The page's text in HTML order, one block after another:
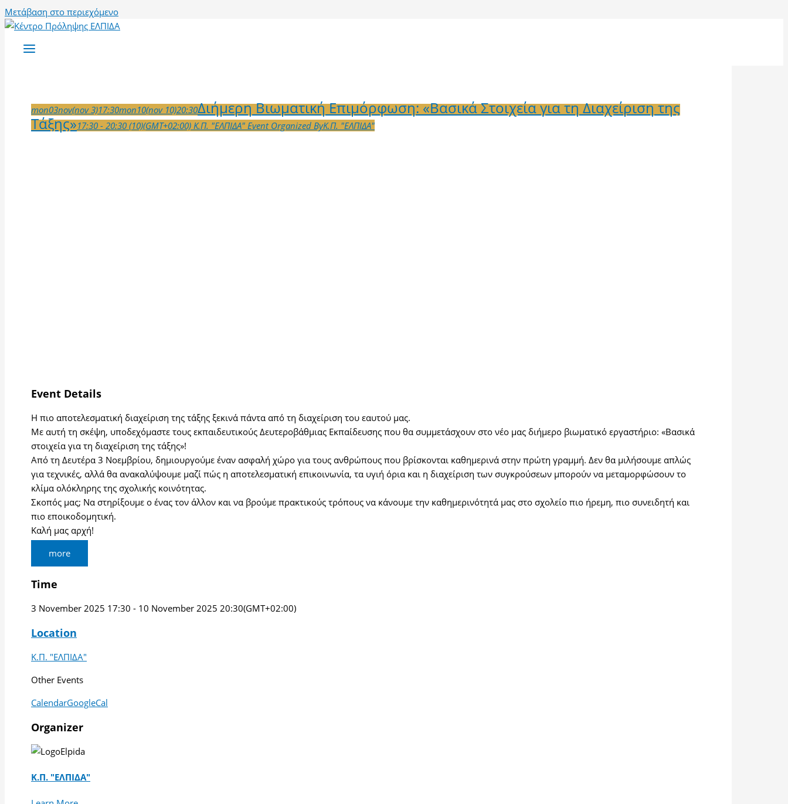
Μετάβαση στο περιεχόμενο
mon03nov(nov 3)17:30mon10(nov 10)20:30Διήμερη Βιωματική Επιμόρφωση: «Βασικά Στοιχεία για τη Διαχείριση της
Τάξης»17:30 - 20:30 (10)(GMT+02:00) Κ.Π. "ΕΛΠΙΔΑ" Event Organized ByΚ.Π. "ΕΛΠΙΔΑ"
Event Details
Η πιο αποτελεσματική διαχείριση της τάξης ξεκινά πάντα από τη διαχείριση του εαυτού μας.
Με αυτή τη σκέψη, υποδεχόμαστε τους εκπαιδευτικούς Δευτεροβάθμιας Εκπαίδευσης που θα συμμετάσχουν στο νέο μας διήμερο βιωματικό εργαστήριο: «Βασικά
στοιχεία για τη διαχείριση της τάξης»!
Από τη Δευτέρα 3 Νοεμβρίου, δημιουργούμε έναν ασφαλή χώρο για τους ανθρώπους που βρίσκονται καθημερινά στην πρώτη γραμμή. Δεν θα μιλήσουμε απλώς
για τεχνικές, αλλά θα ανακαλύψουμε μαζί πώς η αποτελεσματική επικοινωνία, τα υγιή όρια και η διαχείριση των συγκρούσεων μπορούν να μεταμορφώσουν το
κλίμα ολόκληρης της σχολικής κοινότητας.
Σκοπός μας; Να στηρίξουμε ο ένας τον άλλον και να βρούμε πρακτικούς τρόπους να κάνουμε την καθημερινότητά μας στο σχολείο πιο ήρεμη, πιο συνειδητή και
πιο εποικοδομητική.
Καλή μας αρχή!
more
Time
3 November 2025 17:30 - 10 November 2025 20:30(GMT+02:00)
Location
Κ.Π. "ΕΛΠΙΔΑ"
Other Events
CalendarGoogleCal
Organizer
Κ.Π. "ΕΛΠΙΔΑ"